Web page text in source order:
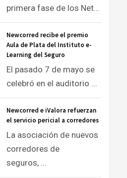
primera fase de los Net...
Newcorred recibe el premio
Aula de Plata del Instituto e-
Learning del Seguro
El pasado 7 de mayo se
celebró en el auditorio ...
Newcorred e iValora refuerzan
el servicio pericial a corredores
La asociación de nuevos
corredores de
seguros, ...